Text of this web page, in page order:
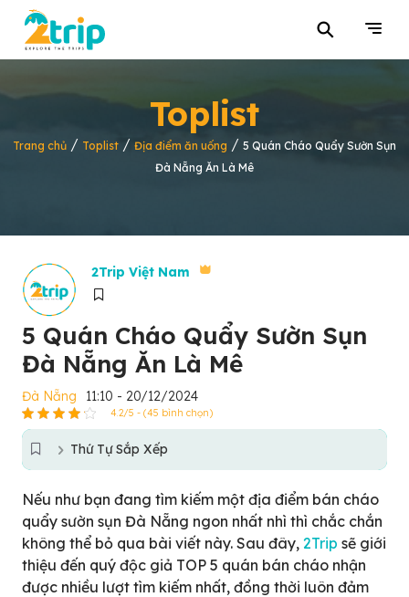
⚲
Toplist
Trang chủ / Toplist / Địa điểm ăn uống / 5 Quán Cháo Quẩy Sườn Sụn
Đà Nẵng Ăn Là Mê
2Trip Việt Nam
5 Quán Cháo Quẩy Sườn Sụn
Đà Nẵng Ăn Là Mê
Đà Nẵng 11:10 - 20/12/2024
4.2/5 - (45 bình chọn)
Thứ Tự Sắp Xếp
Nếu như bạn đang tìm kiếm một địa điểm bán cháo
quẩy sườn sụn Đà Nẵng ngon nhất nhì thì chắc chắn
không thể bỏ qua bài viết này. Sau đây, 2Trip sẽ giới
thiệu đến quý độc giả TOP 5 quán bán cháo nhận
được nhiều lượt tìm kiếm nhất, đồng thời luôn đảm